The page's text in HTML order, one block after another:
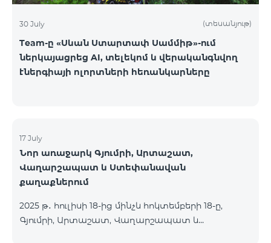
30 July (տեսանյութ)
Team-ը «Սևան Ստարտափ Սամմիթ»-ում
ներկայացրեց AI, տելեկոմ և վերականգնվող
էներգիայի ոլորտների հեռանկարները
17 July
Նոր առաջարկ Գյումրի, Արտաշատ,
Վաղարշապատ և Ստեփանավան
քաղաքներում
2025 թ․ հուլիսի 18-ից մինչև հոկտեմբերի 18-ը,
Գյումրի, Արտաշատ, Վաղարշապատ և